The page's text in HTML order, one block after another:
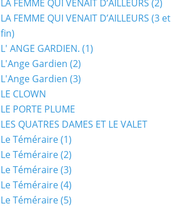
LA FEMME QUI VENAIT D’AILLEURS (2)
LA FEMME QUI VENAIT D’AILLEURS (3 et
fin)
L' ANGE GARDIEN. (1)
L'Ange Gardien (2)
L'Ange Gardien (3)
LE CLOWN
LE PORTE PLUME
LES QUATRES DAMES ET LE VALET
Le Téméraire (1)
Le Téméraire (2)
Le Téméraire (3)
Le Téméraire (4)
Le Téméraire (5)